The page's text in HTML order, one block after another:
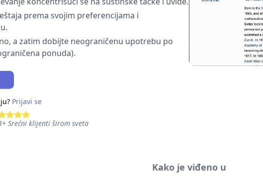
prema svojim preferencijama i
a zatim dobijte neograničenu upotrebu po
ponuda).
Prijavi se
+ Srećni klijenti širom sveta
Kako je viđeno u